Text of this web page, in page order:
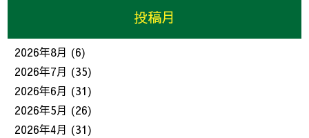
投稿月
2026年8月 (6)
2026年7月 (35)
2026年6月 (31)
2026年5月 (26)
2026年4月 (31)